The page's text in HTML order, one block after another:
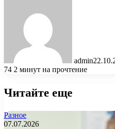
admin
74 2 минут на прочтение
Читайте еще
Разное
07.07.2026